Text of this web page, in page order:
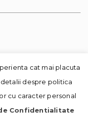
de
cat mai placuta
despre politica
cu caracter personal
Confidentialitate